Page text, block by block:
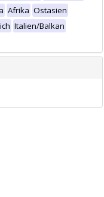
Afrika Ostasien
Italien/Balkan